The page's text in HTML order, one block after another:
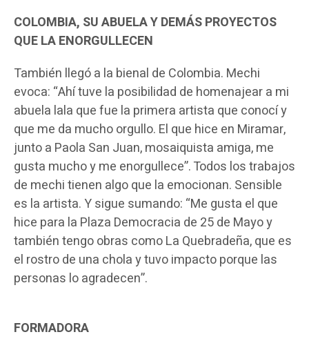
COLOMBIA, SU ABUELA Y DEMÁS PROYECTOS
QUE LA ENORGULLECEN
También llegó a la bienal de Colombia. Mechi
evoca: “Ahí tuve la posibilidad de homenajear a mi
abuela lala que fue la primera artista que conocí y
que me da mucho orgullo. El que hice en Miramar,
junto a Paola San Juan, mosaiquista amiga, me
gusta mucho y me enorgullece”. Todos los trabajos
de mechi tienen algo que la emocionan. Sensible
es la artista. Y sigue sumando: “Me gusta el que
hice para la Plaza Democracia de 25 de Mayo y
también tengo obras como La Quebradeña, que es
el rostro de una chola y tuvo impacto porque las
personas lo agradecen”.
FORMADORA